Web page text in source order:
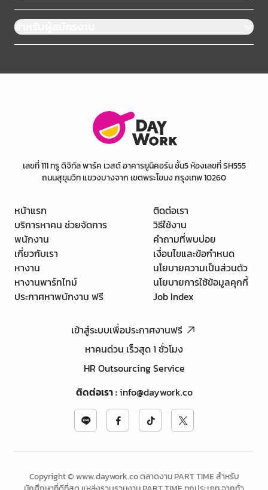
สำหรับผู้สมัครงาน
เลขที่ 111 ทรู ดิจิทัล พาร์ค เวสต์ อาคารยูนิคอร์น ชั้น5 ห้องเลขที่ SH555
ถนนสุขุมวิท แขวงบางจาก เขตพระโขนง กรุงเทพ 10260
หน้าแรก
บริการหาคน ช่วยจัดการ
พนักงาน
เกี่ยวกับเรา
หางาน
หางานพาร์ทไทม์
ประกาศหาพนักงาน ฟรี
ติดต่อเรา
วิธีใช้งาน
คำถามที่พบบ่อย
เงื่อนไขและข้อกำหนด
นโยบายความเป็นส่วนตัว
นโยบายการใช้ข้อมูลคุกกี้
Job Index
เข้าสู่ระบบเพื่อประกาศงานฟรี
หาคนด่วน เร็วสุด 1 ชั่วโมง
HR Outsourcing Service
ติดต่อเรา:info@daywork.co
Copyright © www.daywork.co ตลาดงาน PART TIME สำหรับ